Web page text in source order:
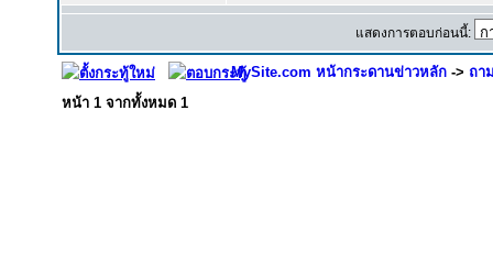
แสดงการตอบก่อนนี้:
MySite.com หน้ากระดานข่าวหลัก -> ถา
หน้า 1 จากทั้งหมด 1